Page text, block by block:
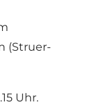
(Struer-
Uhr.